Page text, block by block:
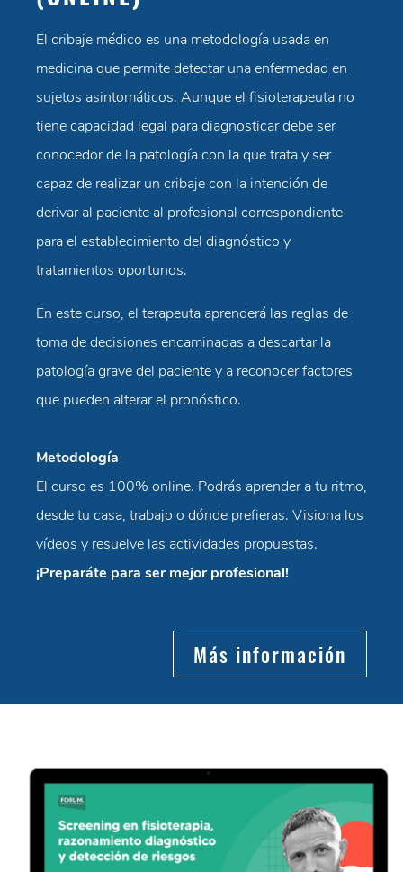
El cribaje médico es una metodología usada en
medicina que permite detectar una enfermedad en
sujetos asintomáticos. Aunque el fisioterapeuta no
tiene capacidad legal para diagnosticar debe ser
conocedor de la patología con la que trata y ser
capaz de realizar un cribaje con la intención de
derivar al paciente al profesional correspondiente
para el establecimiento del diagnóstico y
tratamientos oportunos.
En este curso, el terapeuta aprenderá las reglas de
toma de decisiones encaminadas a descartar la
patología grave del paciente y a reconocer factores
que pueden alterar el pronóstico.
Metodología
El curso es 100% online. Podrás aprender a tu ritmo,
desde tu casa, trabajo o dónde prefieras. Visiona los
vídeos y resuelve las actividades propuestas.
¡Preparáte para ser mejor profesional!
Más información